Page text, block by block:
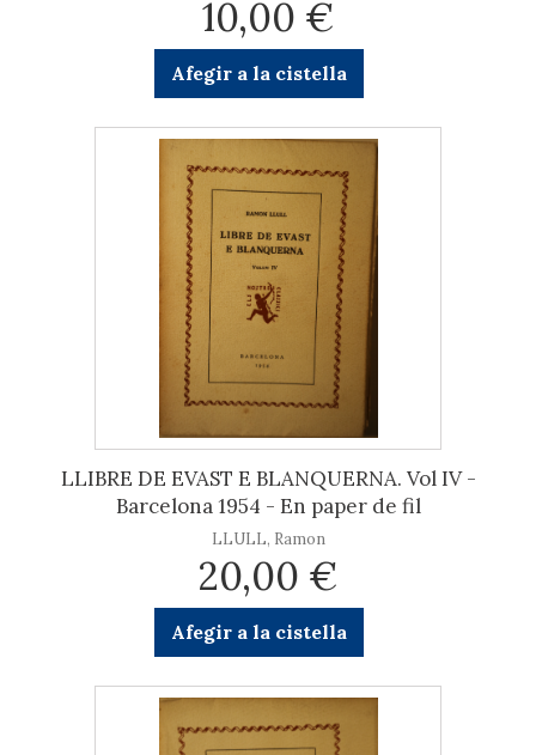
10,00 €
Afegir a la cistella
LLIBRE DE EVAST E BLANQUERNA. Vol IV -
Barcelona 1954 - En paper de fil
LLULL, Ramon
20,00 €
Afegir a la cistella